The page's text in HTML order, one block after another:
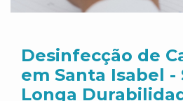
Desinfecção de
em Santa Isabel -
Longa